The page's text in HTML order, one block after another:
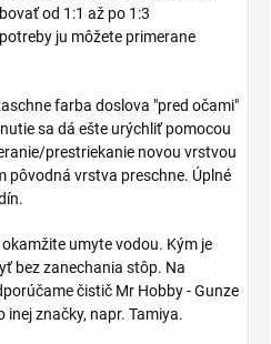
od 1:1 až po 1:3
ju môžete primerane
farba doslova "pred očami"
sa dá ešte urýchliť pomocou
prestriekanie novou vrstvou
pôvodná vrstva preschne. Úplné
umyte vodou. Kým je
bez zanechania stôp. Na
čistič Mr Hobby - Gunze
inej značky, napr. Tamiya.